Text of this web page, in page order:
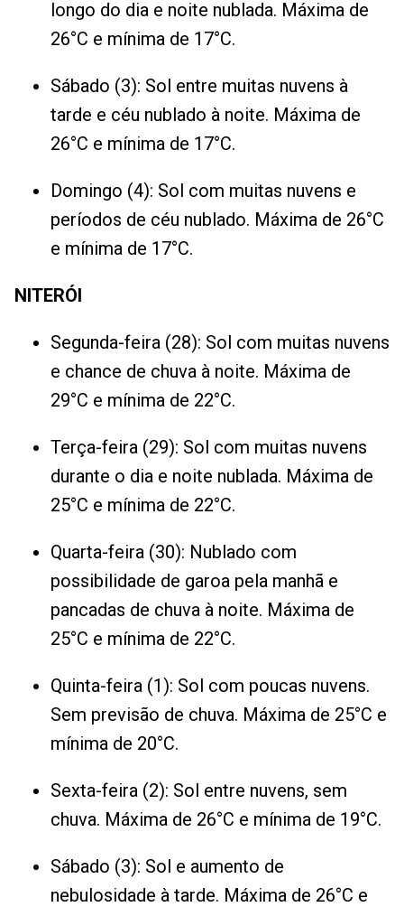
longo do dia e noite nublada. Máxima de
26°C e mínima de 17°C.
Sábado (3): Sol entre muitas nuvens à
tarde e céu nublado à noite. Máxima de
26°C e mínima de 17°C.
Domingo (4): Sol com muitas nuvens e
períodos de céu nublado. Máxima de 26°C
e mínima de 17°C.
NITERÓI
Segunda-feira (28): Sol com muitas nuvens
e chance de chuva à noite. Máxima de
29°C e mínima de 22°C.
Terça-feira (29): Sol com muitas nuvens
durante o dia e noite nublada. Máxima de
25°C e mínima de 22°C.
Quarta-feira (30): Nublado com
possibilidade de garoa pela manhã e
pancadas de chuva à noite. Máxima de
25°C e mínima de 22°C.
Quinta-feira (1): Sol com poucas nuvens.
Sem previsão de chuva. Máxima de 25°C e
mínima de 20°C.
Sexta-feira (2): Sol entre nuvens, sem
chuva. Máxima de 26°C e mínima de 19°C.
Sábado (3): Sol e aumento de
nebulosidade à tarde. Máxima de 26°C e